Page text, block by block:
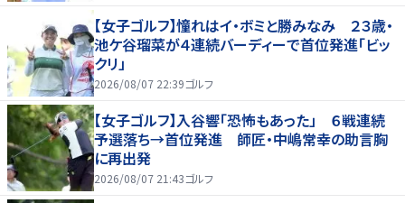
【女子ゴルフ】憧れはイ・ボミと勝みなみ ２３歳・
池ケ谷瑠菜が４連続バーディーで首位発進「ビッ
クリ」
2026/08/07 22:39ゴルフ
【女子ゴルフ】入谷響「恐怖もあった」 ６戦連続
予選落ち→首位発進 師匠・中嶋常幸の助言胸
に再出発
2026/08/07 21:43ゴルフ